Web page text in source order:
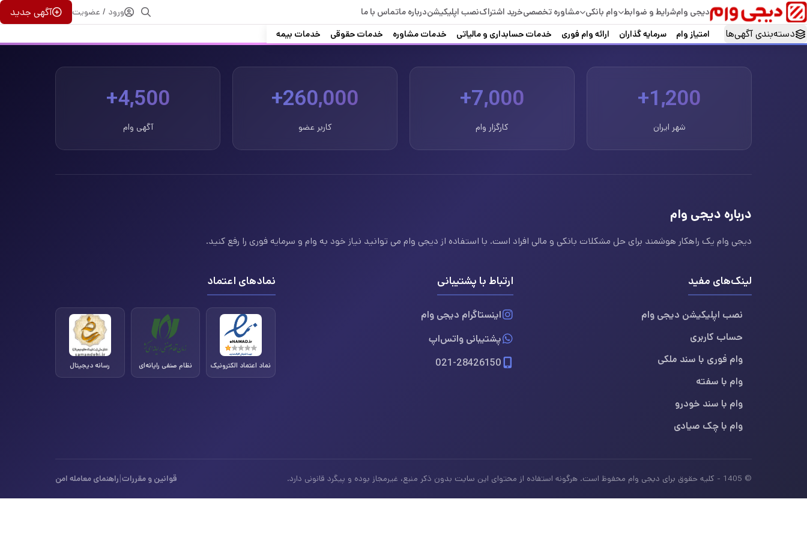
دیجی وامشرایط و ضوابط وام بانکی مشاوره تخصصیخرید اشتراکنصب اپلیکیشندرباره ماتماس با ما ورود / عضویت
آگهی جدید
دسته‌بندی آگهی‌ها
امتیاز وام سرمایه گذاران ارائه وام فوری خدمات حسابداری و مالیاتی خدمات مشاوره خدمات حقوقی خدمات بیمه
1,200+
شهر ایران
7,000+
کارگزار وام
260,000+
کاربر عضو
4,500+
آگهی وام
درباره دیجی وام
دیجی وام یک راهکار هوشمند برای حل مشکلات بانکی و مالی افراد است. با استفاده از دیجی وام می توانید نیاز خود به وام و سرمایه فوری را رفع کنید.
لینک‌های مفید
نصب اپلیکیشن دیجی وام
حساب کاربری
وام فوری با سند ملکی
وام با سفته
وام با سند خودرو
وام با چک صیادی
ارتباط با پشتیبانی
اینستاگرام دیجی وام
پشتیبانی واتس‌اپ
021-28426150
نمادهای اعتماد
نماد اعتماد الکترونیک نظام صنفی رایانه‌ای رسانه دیجیتال
© 1405 - کلیه حقوق برای دیجی وام محفوظ است. هرگونه استفاده از محتوای این سایت بدون ذکر منبع، غیرمجاز بوده و پیگرد قانونی دارد. قوانین و مقررات|راهنمای معامله امن